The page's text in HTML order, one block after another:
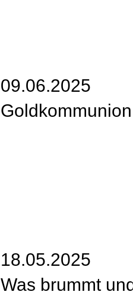
09.06.2025
18.05.2025
Was brummt